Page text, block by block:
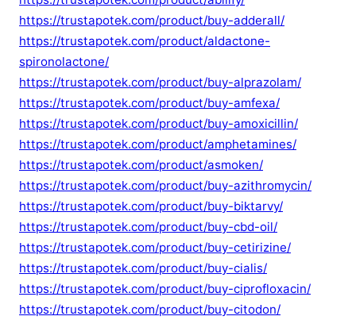
https://trustapotek.com/product/buy-adderall/
https://trustapotek.com/product/aldactone-
spironolactone/
https://trustapotek.com/product/buy-alprazolam/
https://trustapotek.com/product/buy-amfexa/
https://trustapotek.com/product/buy-amoxicillin/
https://trustapotek.com/product/amphetamines/
https://trustapotek.com/product/asmoken/
https://trustapotek.com/product/buy-azithromycin/
https://trustapotek.com/product/buy-biktarvy/
https://trustapotek.com/product/buy-cbd-oil/
https://trustapotek.com/product/buy-cetirizine/
https://trustapotek.com/product/buy-cialis/
https://trustapotek.com/product/buy-ciprofloxacin/
https://trustapotek.com/product/buy-citodon/